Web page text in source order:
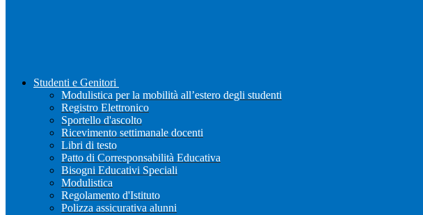
Studenti e Genitori
Modulistica per la mobilità all’estero degli studenti
Registro Elettronico
Sportello d'ascolto
Ricevimento settimanale docenti
Libri di testo
Patto di Corresponsabilità Educativa
Bisogni Educativi Speciali
Modulistica
Regolamento d'Istituto
Polizza assicurativa alunni